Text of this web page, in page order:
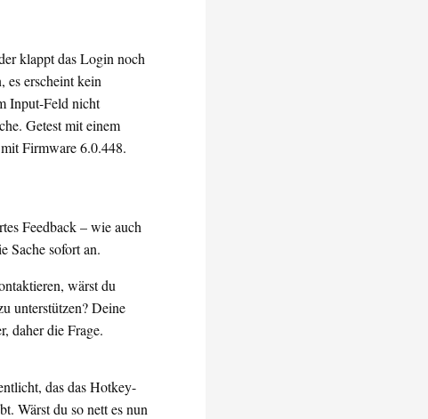
klappt das Login noch
es erscheint kein
Input-Feld nicht
Getest mit einem
Firmware 6.0.448.
Feedback – wie auch
Sache sofort an.
wärst du
unterstützen? Deine
daher die Frage.
das das Hotkey-
Wärst du so nett es nun